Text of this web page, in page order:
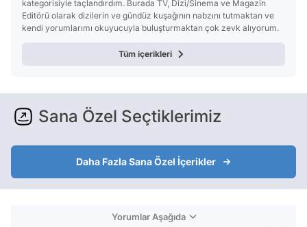
kategorisiyle taçlandırdım. Burada TV, Dizi/Sinema ve Magazin
Editörü olarak dizilerin ve gündüz kuşağının nabzını tutmaktan ve
kendi yorumlarımı okuyucuyla buluşturmaktan çok zevk alıyorum.
Tüm içerikleri
Sana Özel Seçtiklerimiz
Daha Fazla Sana Özel İçerikler
Yorumlar Aşağıda